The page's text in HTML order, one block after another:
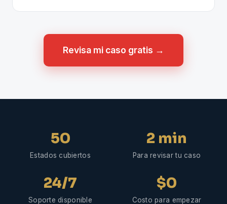
Revisa mi caso gratis →
50
Estados cubiertos
2 min
Para revisar tu caso
24/7
Soporte disponible
$0
Costo para empezar